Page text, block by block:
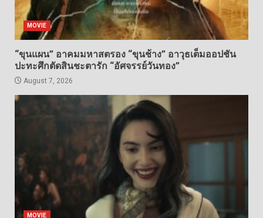
MOVIE
“ขุนแผน” อาคมมหาสตรอง “ขุนช้าง” อาวุธเต็มออปชัน
ปะทะศึกตัดสินชะตารัก “อัศจรรย์วันทอง”
August 7, 2026
MOVIE